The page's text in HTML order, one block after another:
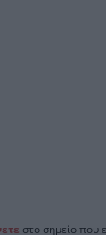
στο σημείο που